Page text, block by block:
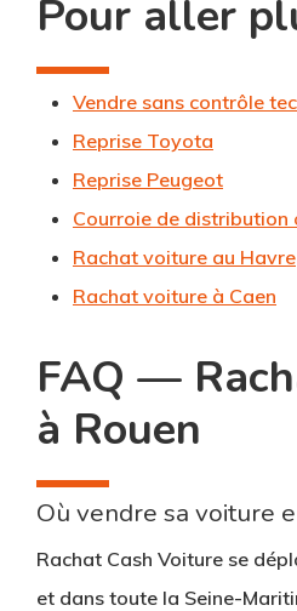
Pour aller
Vendre sans contrôle
Reprise Toyota
Reprise Peugeot
Courroie de distribution
Rachat voiture au Havre
Rachat voiture à Caen
FAQ —
à Rouen
Où vendre sa voiture
Rachat Cash Voiture se
et dans toute la Seine-